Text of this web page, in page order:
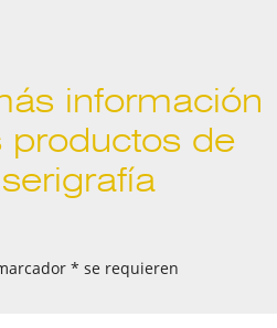
información
productos de
* se requieren